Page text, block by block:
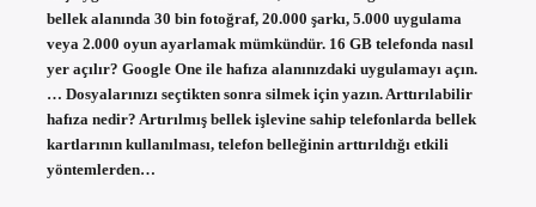
bellek alanında 30 bin fotoğraf, 20.000 şarkı, 5.000 uygulama
veya 2.000 oyun ayarlamak mümkündür. 16 GB telefonda nasıl
yer açılır? Google One ile hafıza alanınızdaki uygulamayı açın.
… Dosyalarınızı seçtikten sonra silmek için yazın. Arttırılabilir
hafıza nedir? Artırılmış bellek işlevine sahip telefonlarda bellek
kartlarının kullanılması, telefon belleğinin arttırıldığı etkili
yöntemlerden…